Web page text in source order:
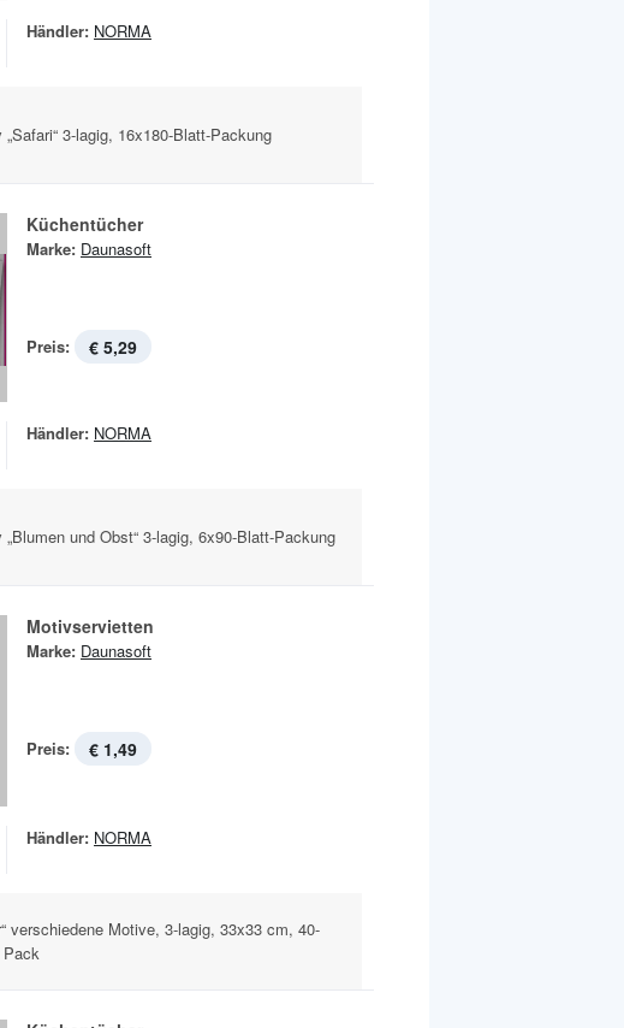
Händler: NORMA
3-lagig, 16x180-Blatt-Packung
Küchentücher
Marke: Daunasoft
Preis: € 5,29
Händler: NORMA
und Obst“ 3-lagig, 6x90-Blatt-Packung
Motivservietten
Marke: Daunasoft
Preis: € 1,49
Händler: NORMA
verschiedene Motive, 3-lagig, 33x33 cm, 40-
Pack